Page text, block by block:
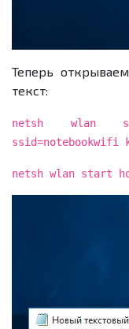
Теперь
текст:
netsh wlan set
ssid=notebookwifi
netsh wlan start